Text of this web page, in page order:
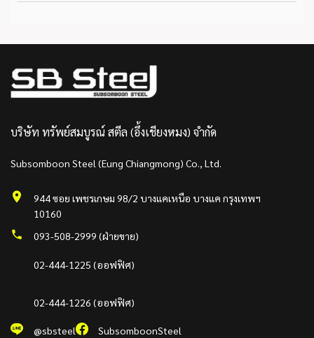
บริษัท ทรัพย์สมบูรณ์ สตีล (อึ้งเชียงหมง) จำกัด
Subsomboon Steel (Eung Chiangmong) Co., Ltd.
944 ซอย เพชรเกษม 98/2 บางแคเหนือ บางแค กรุงเทพฯ
10160
093-508-2999 (ฝ่ายขาย)
02-444-1225 (ออฟฟิศ)
02-444-1226 (ออฟฟิศ)
@sbsteel SubsomboonSteel